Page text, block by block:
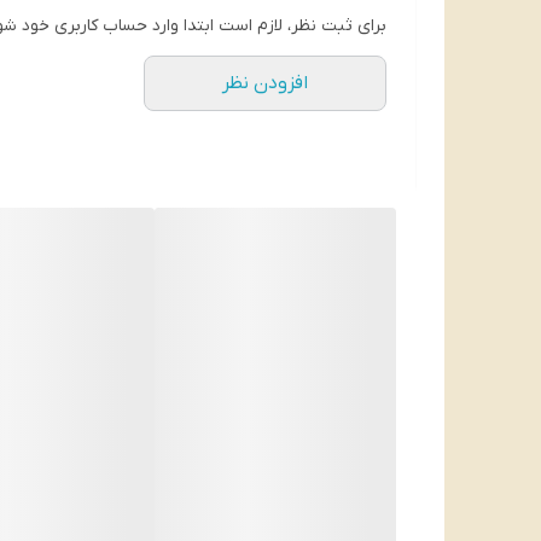
برای ثبت نظر، لازم است ابتدا وارد حساب کاربری خود
افزودن نظر